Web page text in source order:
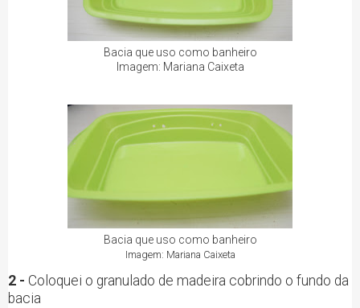
Bacia que uso como banheiro
Imagem: Mariana Caixeta
Bacia que uso como banheiro
Imagem: Mariana Caixeta
2 - Coloquei o granulado de madeira cobrindo o fundo da
bacia